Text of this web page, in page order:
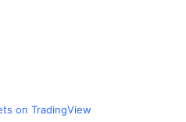
on TradingView